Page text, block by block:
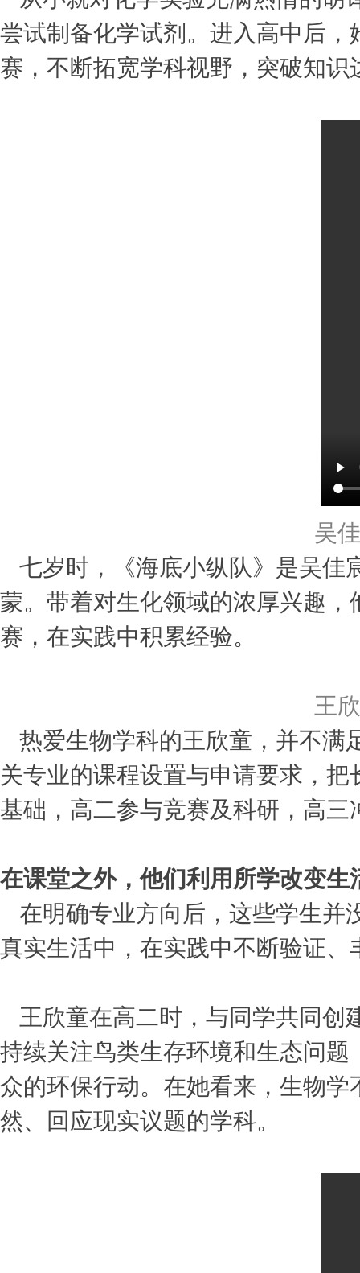
尝试制备化学试剂。进入高中后
赛，不断拓宽学科视野，突破知识
吴
七岁时，《海底小纵队》是吴佳
蒙。带着对生化领域的浓厚兴趣
赛，在实践中积累经验。
王
热爱生物学科的王欣童，并不满
关专业的课程设置与申请要求，
基础，高二参与竞赛及科研，高三
在课堂之外，他们利用所学改变生
在明确专业方向后，这些学生并
真实生活中，在实践中不断验证、
王欣童在高二时，与同学共同创
持续关注鸟类生存环境和生态问
众的环保行动。在她看来，生物
然、回应现实议题的学科。